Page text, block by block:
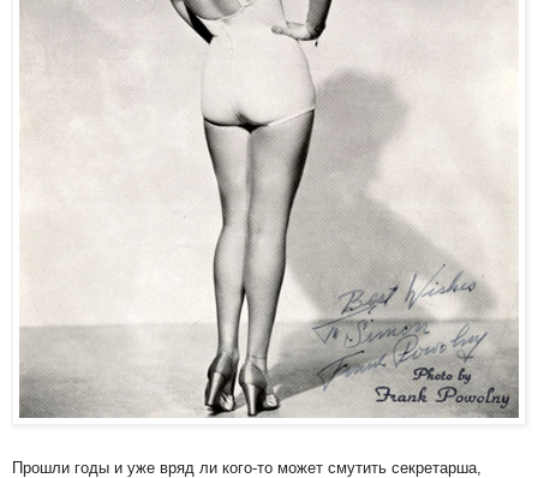
Прошли годы и уже вряд ли кого-то может смутить секретарша,